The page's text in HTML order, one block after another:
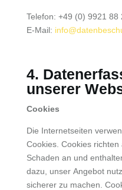
Telefon: +49 (0) 9921 88
E-Mail:
4.
unserer
Cookies
Die Internetseiten
Cookies. Cookies
Schaden an und
dazu, unser Angebot
sicherer zu machen.